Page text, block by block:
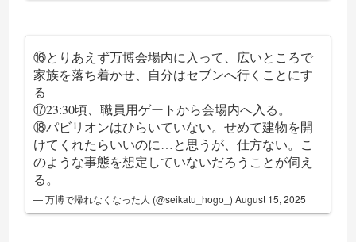
⑯とりあえず万博会場内に入って、広いところで
家族を落ち着かせ、自分はセブンへ行くことにす
る
⑰23:30頃、職員用ゲートから会場内へ入る。
⑱パビリオンはひらいていない。せめて建物を開
けてくれたらいいのに…と思うが、仕方ない。こ
のような事態を想定していないだろうことが伺え
る。
— 万博で帰れなくなった人 (@seikatu_hogo_)August 15, 2025